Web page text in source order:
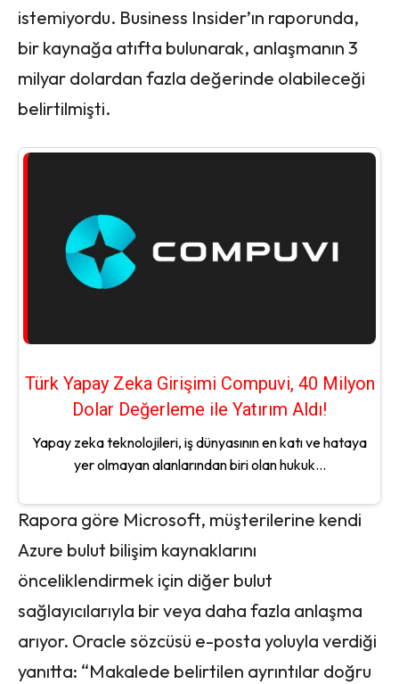
istemiyordu. Business Insider’ın raporunda,
bir kaynağa atıfta bulunarak, anlaşmanın 3
milyar dolardan fazla değerinde olabileceği
belirtilmişti.
Türk Yapay Zeka Girişimi Compuvi, 40 Milyon
Dolar Değerleme ile Yatırım Aldı!
Yapay zeka teknolojileri, iş dünyasının en katı ve hataya
yer olmayan alanlarından biri olan hukuk...
Rapora göre Microsoft, müşterilerine kendi
Azure bulut bilişim kaynaklarını
önceliklendirmek için diğer bulut
sağlayıcılarıyla bir veya daha fazla anlaşma
arıyor. Oracle sözcüsü e-posta yoluyla verdiği
yanıtta: “Makalede belirtilen ayrıntılar doğru